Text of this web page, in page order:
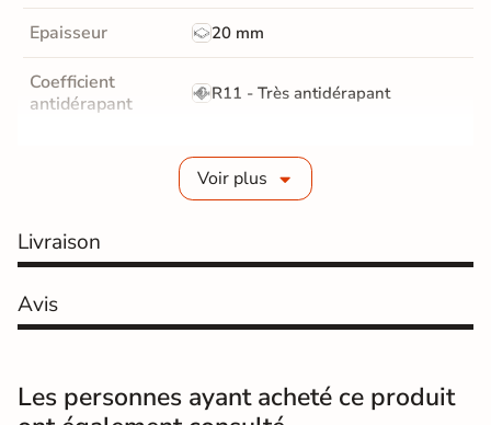
Epaisseur 20 mm
Coefficient
antidérapant
R11 - Très antidérapant
GR5 - Ultra-résistant
Bords rectifié
Finition Mate
Voir plus
Livraison
Avis
Les personnes ayant acheté ce produit